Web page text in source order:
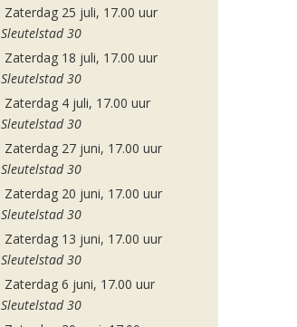
Zaterdag 25 juli, 17.00 uur
Sleutelstad 30
Zaterdag 18 juli, 17.00 uur
Sleutelstad 30
Zaterdag 4 juli, 17.00 uur
Sleutelstad 30
Zaterdag 27 juni, 17.00 uur
Sleutelstad 30
Zaterdag 20 juni, 17.00 uur
Sleutelstad 30
Zaterdag 13 juni, 17.00 uur
Sleutelstad 30
Zaterdag 6 juni, 17.00 uur
Sleutelstad 30